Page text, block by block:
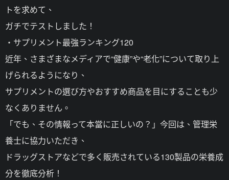
トを求めて、
ガチでテストしました！
・サプリメント最強ランキング120
近年、さまざまなメディアで“健康”や“老化”について取り上
げられるようになり、
サプリメントの選び方やおすすめ商品を目にすることも少
なくありません。
「でも、その情報って本當に正しいの？」今回は、管理栄
養士に協力いただき、
ドラッグストアなどで多く販売されている130製品の栄養成
分を徹底分析！